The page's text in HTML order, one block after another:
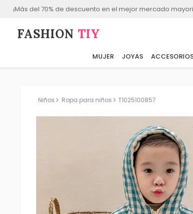
¡Más del 70% de descuento en el mejor mercado
FASHION⁠ TIY
MUJER JOYAS
Niños Ropa para niños T1025100857